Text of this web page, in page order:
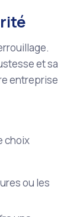
et sa
entreprise
choix
ou les